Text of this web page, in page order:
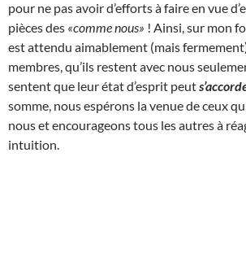
pour ne pas avoir d’efforts à faire en vue
pièces des «comme nous» ! Ainsi, sur mon
est attendu aimablement (mais
membres, qu’ils restent avec nous
sentent que leur état d’esprit peut
somme, nous espérons la venue de ceux
nous et encourageons tous les autres à
intuition.